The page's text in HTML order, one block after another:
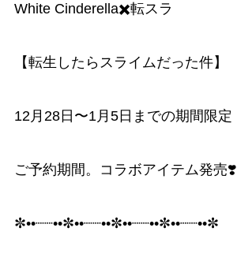
White Cinderella✖️転スラ
【転生したらスライムだった件】
12月28日〜1月5日までの期間限定
ご予約期間。コラボアイテム発売❣️
✼••┈┈••✼••┈┈••✼••┈┈••✼••┈┈••✼